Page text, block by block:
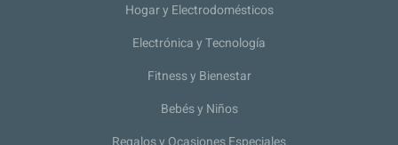
Hogar y Electrodomésticos
Electrónica y Tecnología
Fitness y Bienestar
Bebés y Niños